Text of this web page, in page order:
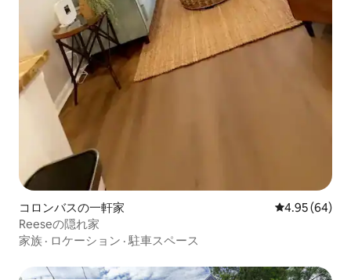
コロンバスの一軒家 レビュー64
4.95 (64)
Reeseの隠れ家
家族 · ロケーション ·駐車スペース